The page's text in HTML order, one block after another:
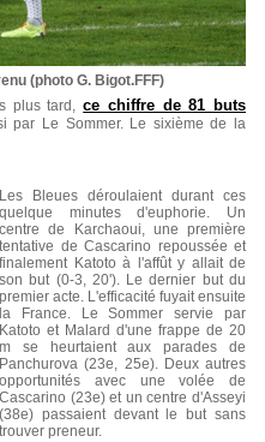
(photo G. Bigot.FFF)
plus tard,ce chiffre de 81 buts
par Le Sommer. Le sixième de la
Les Bleues déroulaient durant ces
quelque minutes d'euphorie. Un
centre de Karchaoui, une première
tentative de Cascarino repoussée et
finalement Katoto à l'affût y allait de
son but (0-3, 20'). Le dernier but du
premier acte. L'efficacité fuyait ensuite
la France. Le Sommer servie par
Katoto et Malard d'une frappe de 20
m se heurtaient aux parades de
Panchurova (23e, 25e). Deux autres
opportunités avec une volée de
Cascarino (23e) et un centre d'Asseyi
(38e) passaient devant le but sans
trouver preneur.